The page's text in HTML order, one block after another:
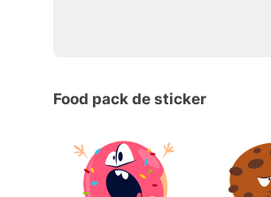
Food pack de sticker